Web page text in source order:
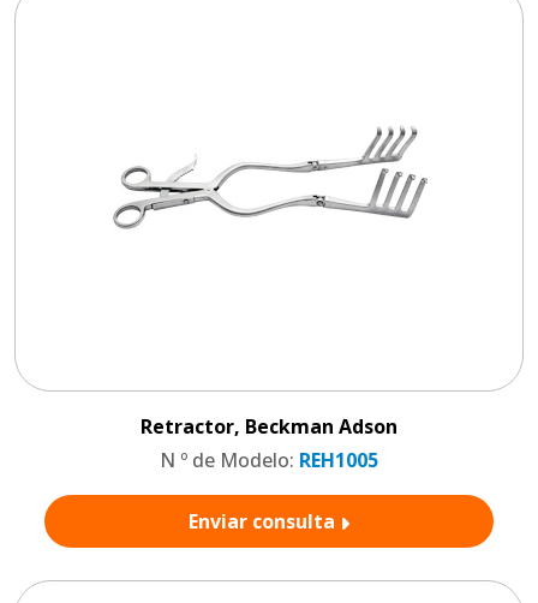
Retractor, Beckman Adson
N º de Modelo: REH1005
Enviar consulta